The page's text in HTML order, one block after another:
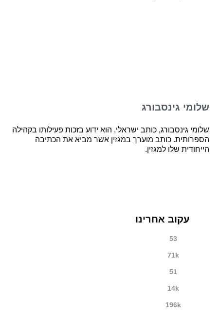
שלומי גינסבורג
שלומי גינסבורג, כותב ישראלי, הוא ידוע בזכות פעילותו בקהילה
הספרותית. כותב מוערך במגזין אשר מביא את הכתיבה
הייחודית שלו למגזין.
עקוב אחרינו
53
71k
51
14k
196k